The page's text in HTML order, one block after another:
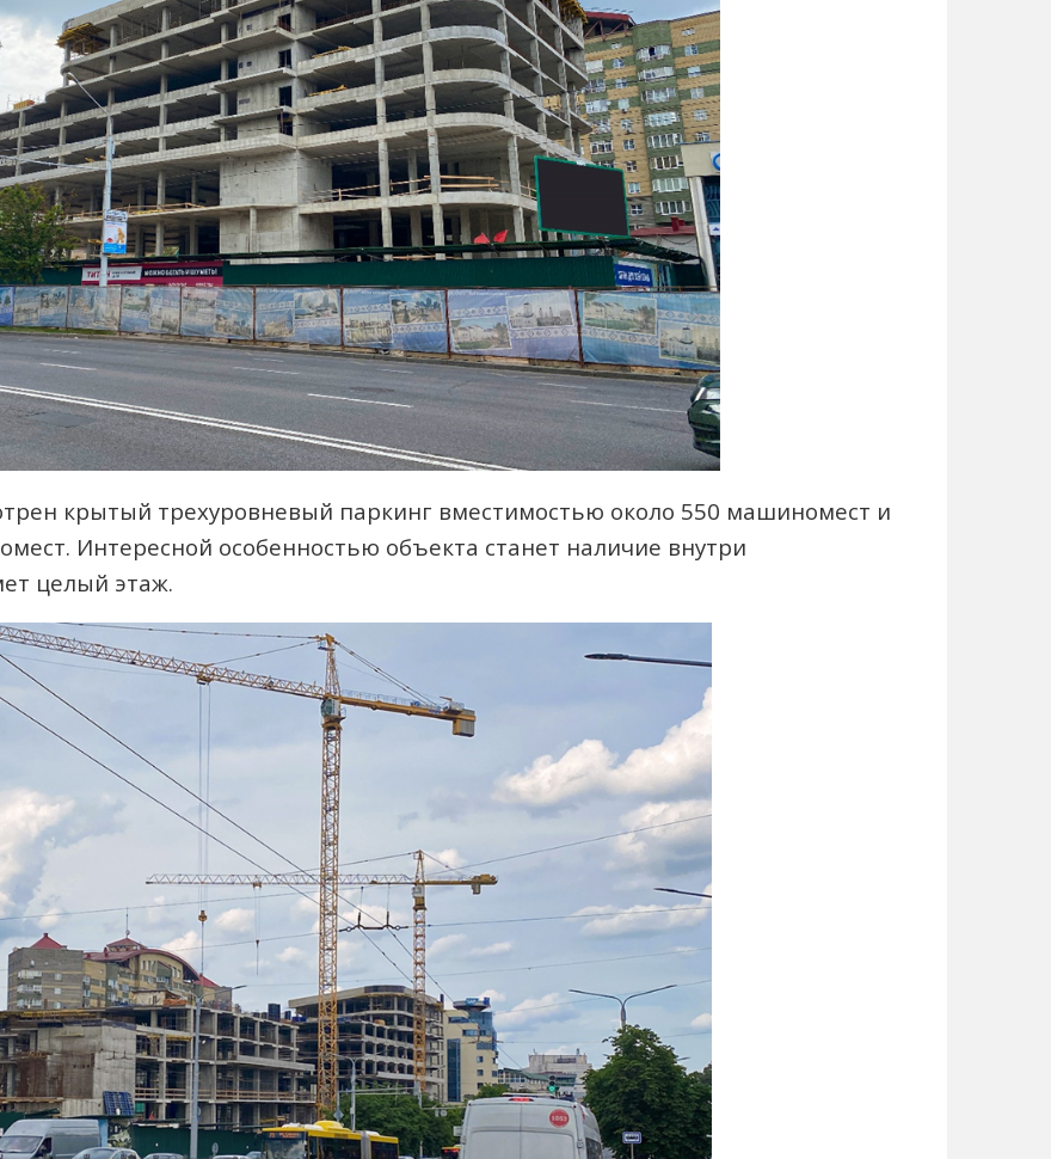
крытый трехуровневый паркинг вместимостью около 550 машиномест и
Интересной особенностью объекта станет наличие внутри
целый этаж.